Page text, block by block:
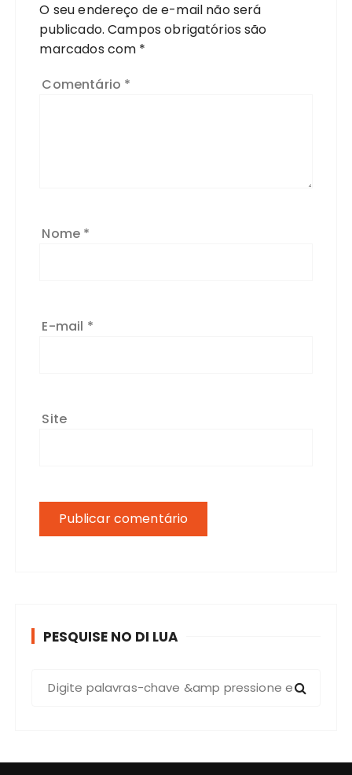
O seu endereço de e-mail não será
publicado. Campos obrigatórios são
marcados com *
Comentário *
Nome *
E-mail *
Site
PESQUISE NO DI LUA